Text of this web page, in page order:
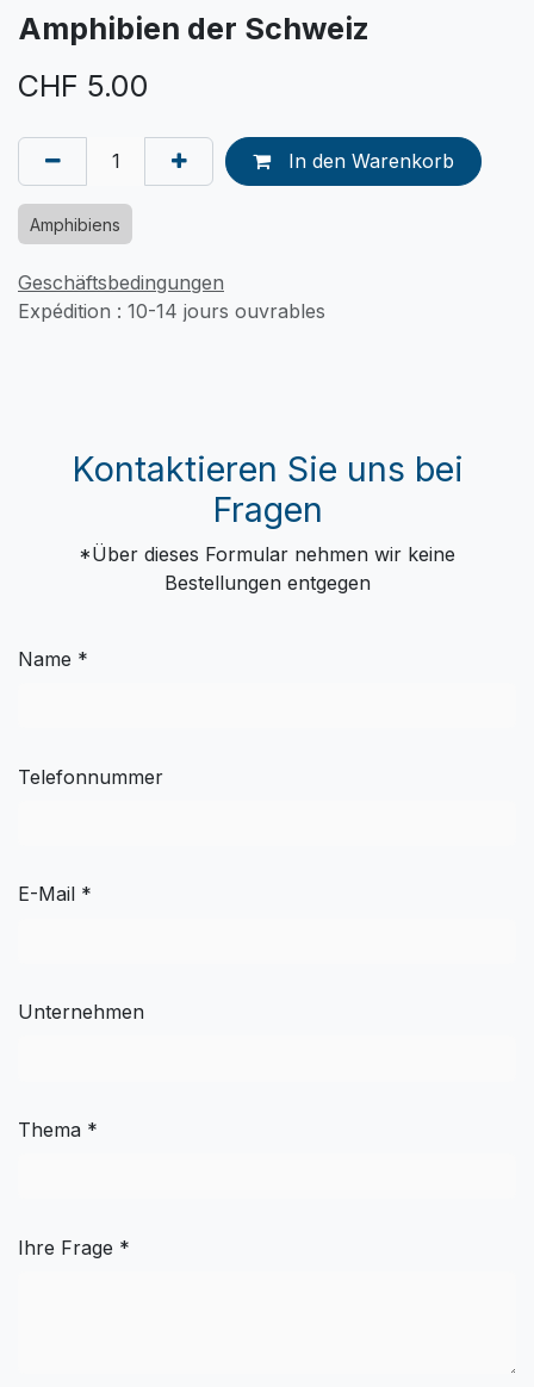
Amphibien der Schweiz
CHF 5.00
In den Warenkorb
Amphibiens
Geschäftsbedingungen
Expédition : 10-14 jours ouvrables
Kontaktieren Sie uns bei
Fragen
*Über dieses Formular nehmen wir keine
Bestellungen entgegen
Name *
Telefonnummer
E-Mail *
Unternehmen
Thema *
Ihre Frage *